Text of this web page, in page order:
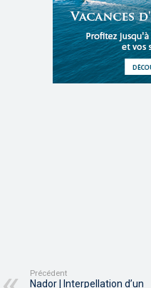
Précédent
Nador | Interpellation d’un